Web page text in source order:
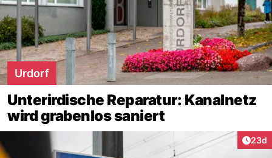
Urdorf
Unterirdische Reparatur: Kanalnetz
wird grabenlos saniert
23d